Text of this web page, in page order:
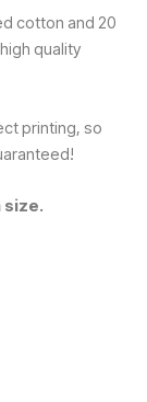
cotton and 20
quality
printing, so
size.